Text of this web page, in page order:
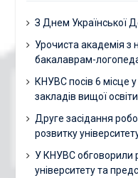
З Днем Української
Урочиста академія з
бакалаврам-
КНУВС посів 6 місце
закладів вищої
Друге засідання
розвитку
У КНУВС обговорили
університету та